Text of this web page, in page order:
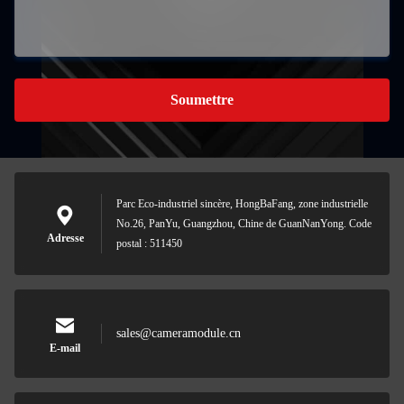
Soumettre
Adresse
Parc Eco-industriel sincère, HongBaFang, zone industrielle
No.26, PanYu, Guangzhou, Chine de GuanNanYong. Code
postal : 511450
E-mail
sales@cameramodule.cn